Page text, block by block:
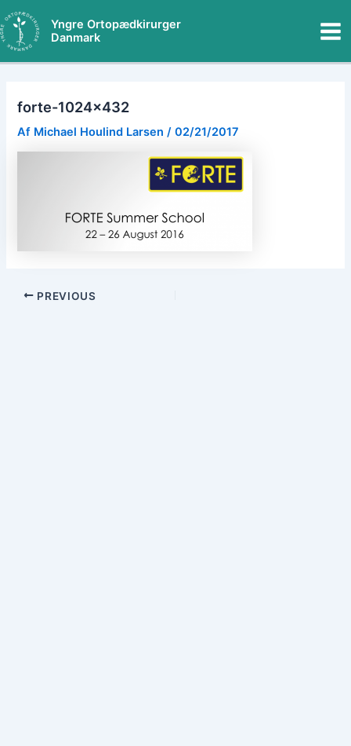
til
indholdet
Yngre Ortopædkirurger
Danmark
forte-1024×432
Af Michael Houlind Larsen/02/21/2017
PREVIOUS